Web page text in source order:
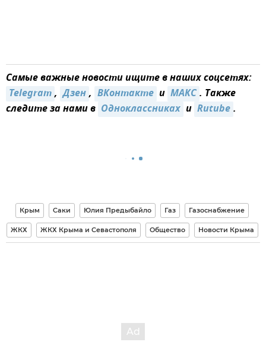
Самые важные новости ищите в наших соцсетях:
Telegram, Дзен, ВКонтакте и MAКС. Также
следите за нами в Одноклассниках и Rutube.
Крым Саки Юлия Предыбайло Газ Газоснабжение
ЖКХ ЖКХ Крыма и Севастополя Общество Новости Крыма